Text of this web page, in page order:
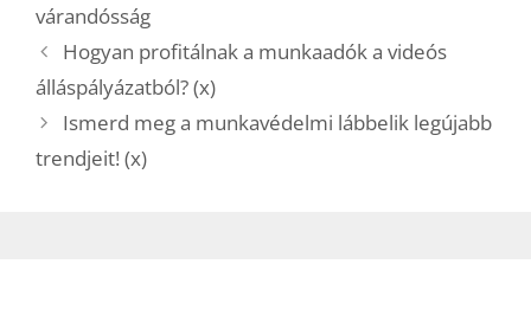
várandósság
Hogyan profitálnak a munkaadók a videós
álláspályázatból? (x)
Ismerd meg a munkavédelmi lábbelik legújabb
trendjeit! (x)